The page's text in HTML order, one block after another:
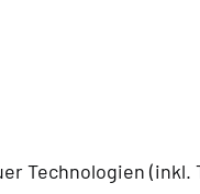
Technologien